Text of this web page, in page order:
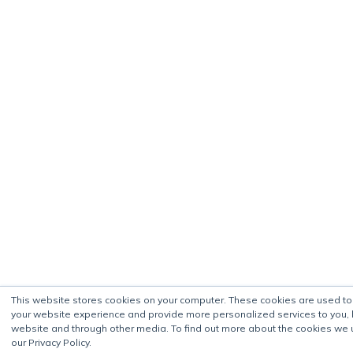
This website stores cookies on your computer. These cookies are used
your website experience and provide more personalized services to you,
website and through other media. To find out more about the cookies we
our Privacy Policy.